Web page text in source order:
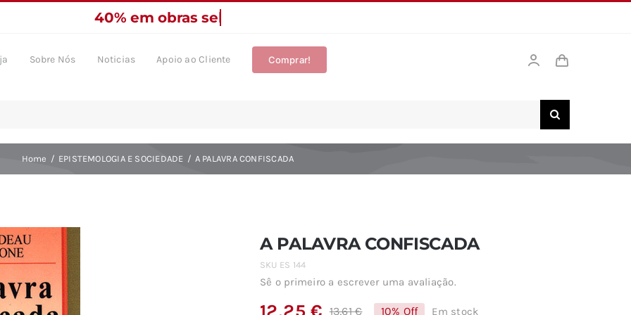
Sobre Nós Noticias Apoio ao Cliente Comprar!
Home EPISTEMOLOGIA E SOCIEDADE A PALAVRA CONFISCADA
A PALAVRA CONFISCADA
SKU ES 144
Sê o primeiro a escrever uma avaliação.
13,61€ 10% Off Em stock